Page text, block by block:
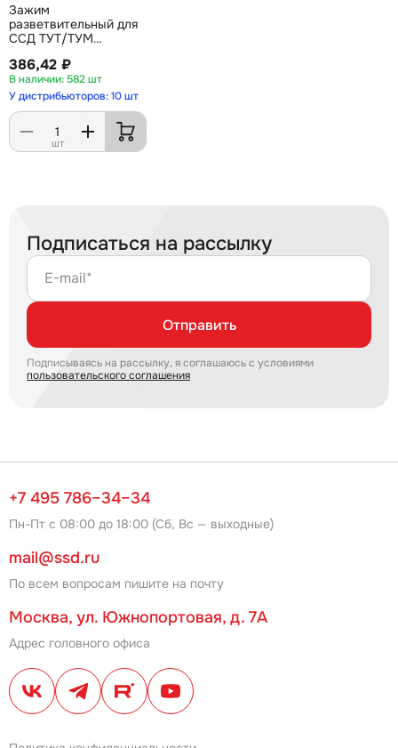
Зажим
разветвительный для
ССД ТУТ/ТУМ
(средний)
386,42 ₽
582 шт
У дистрибьюторов: 10 шт
шт
Подписаться на рассылку
E-mail*
Отправить
Подписываясь на рассылку, я соглашаюсь с условиями
пользовательского соглашения
+7 495 786–34–34
Пн-Пт с 08:00 до 18:00 (Сб, Вс — выходные)
mail@ssd.ru
По всем вопросам пишите на почту
Москва, ул. Южнопортовая, д. 7А
Адрес головного офиса